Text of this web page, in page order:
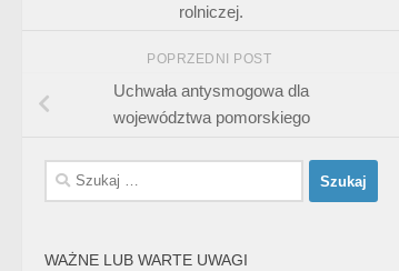
rolniczej.
POPRZEDNI POST
Uchwała antysmogowa dla
województwa pomorskiego
Szukaj:
WAŻNE LUB WARTE UWAGI